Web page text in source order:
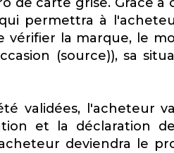
de carte grise. Grâce à
permettra à
vérifier la marque, le
(source)), sa
validées, l'acheteur
et la déclaration
deviendra le